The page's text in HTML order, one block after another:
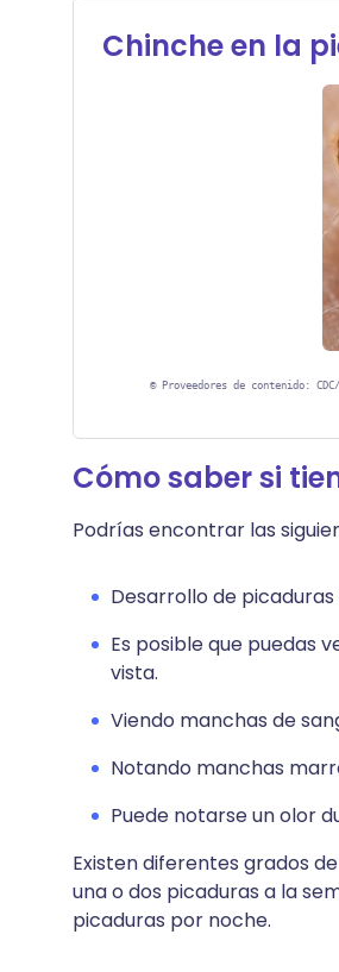
Chinche en la
© Proveedores de contenido:
Cómo saber si
Podrías encontrar las
Desarrollo de
Es posible que puedas
vista.
Viendo manchas de
Notando manchas
Puede notarse un olor
Existen diferentes grados
una o dos picaduras a la
picaduras por noche.